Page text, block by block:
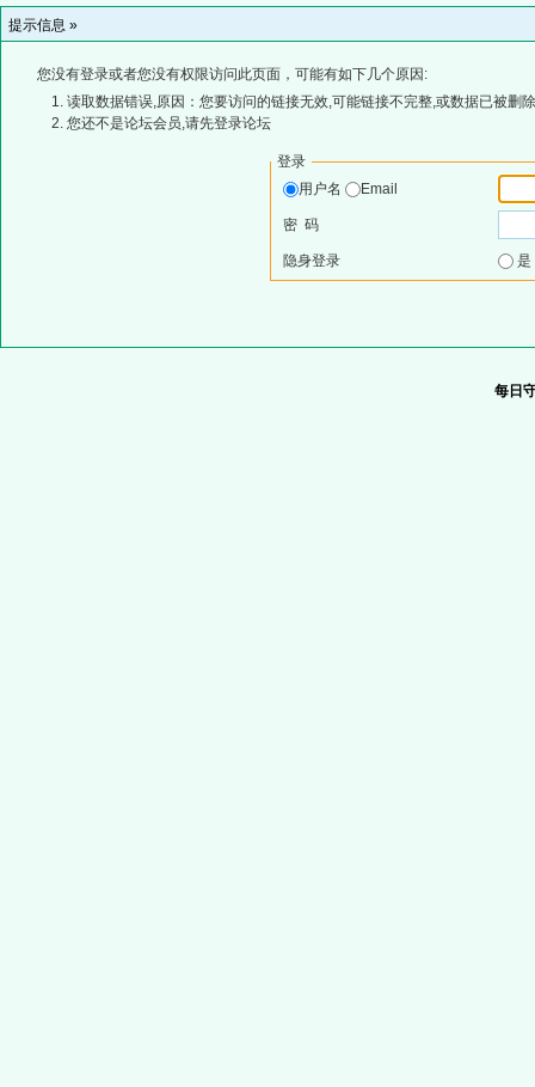
提示信息 »
您没有登录或者您没有权限访问此页面，可能有如下几个原因:
读取数据错误,原因：您要访问的链接无效,可能链接不完整,或数据已被删
您还不是论坛会员,请先登录论坛
登录
用户名
Email
密 码
隐身登录
每日